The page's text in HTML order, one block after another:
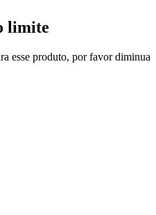
limite
esse produto, por favor diminua